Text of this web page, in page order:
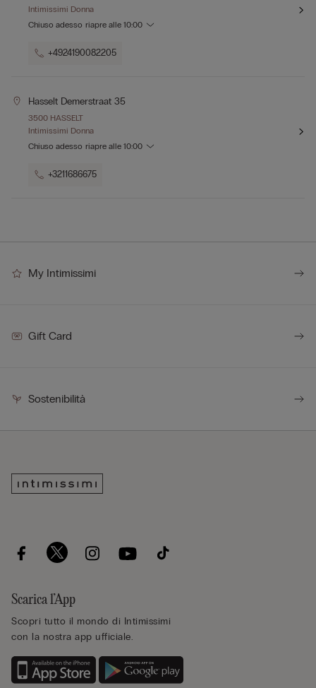
Intimissimi Donna
Chiuso adesso riapre alle 10:00
+4924190082205
Hasselt Demerstraat 35
3500 HASSELT
Intimissimi Donna
Chiuso adesso riapre alle 10:00
+3211686675
My Intimissimi
Gift Card
Sostenibilità
Scarica l’App
Scopri tutto il mondo di Intimissimi
con la nostra app ufficiale.